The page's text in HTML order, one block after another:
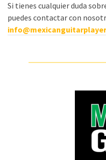
Si tienes cualquier duda
puedes contactar con